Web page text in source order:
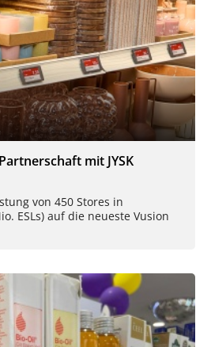
mit JYSK
von 450 Stores in
ESLs) auf die neueste Vusion